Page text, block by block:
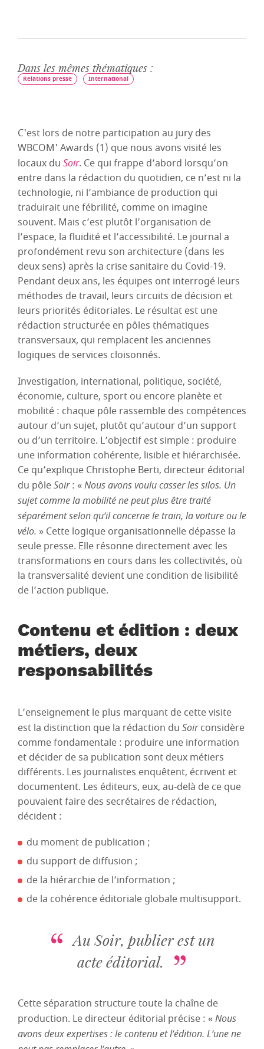
Dans les mêmes thématiques :
Relations presse International
C'est lors de notre participation au jury des
WBCOM' Awards (1) que nous avons visité les
locaux du Soir. Ce qui frappe d’abord lorsqu’on
entre dans la rédaction du quotidien, ce n’est ni la
technologie, ni l’ambiance de production qui
traduirait une fébrilité, comme on imagine
souvent. Mais c’est plutôt l’organisation de
l’espace, la fluidité et l’accessibilité. Le journal a
profondément revu son architecture (dans les
deux sens) après la crise sanitaire du Covid-19.
Pendant deux ans, les équipes ont interrogé leurs
méthodes de travail, leurs circuits de décision et
leurs priorités éditoriales. Le résultat est une
rédaction structurée en pôles thématiques
transversaux, qui remplacent les anciennes
logiques de services cloisonnés.
Investigation, international, politique, société,
économie, culture, sport ou encore planète et
mobilité : chaque pôle rassemble des compétences
autour d’un sujet, plutôt qu’autour d’un support
ou d’un territoire. L’objectif est simple : produire
une information cohérente, lisible et hiérarchisée.
Ce qu’explique Christophe Berti, directeur éditorial
du pôleSoir: «Nous avons voulu casser les silos. Un
sujet comme la mobilité ne peut plus être traité
séparément selon qu’il concerne le train, la voiture ou le
vélo. » Cette logique organisationnelle dépasse la
seule presse. Elle résonne directement avec les
transformations en cours dans les collectivités, où
la transversalité devient une condition de lisibilité
de l’action publique.
Contenu et édition : deux
métiers, deux
responsabilités
L’enseignement le plus marquant de cette visite
est la distinction que la rédaction du Soirconsidère
comme fondamentale : produire une information
et décider de sa publication sont deux métiers
différents. Les journalistes enquêtent, écrivent et
documentent. Les éditeurs, eux, au-delà de ce que
pouvaient faire des secrétaires de rédaction,
décident :
du moment de publication ;
du support de diffusion ;
de la hiérarchie de l’information ;
de la cohérence éditoriale globale multisupport.
AuSoir, publier est un
acte éditorial.
Cette séparation structure toute la chaîne de
production. Le directeur éditorial précise : «Nous
avons deux expertises : le contenu et l’édition. L’une ne